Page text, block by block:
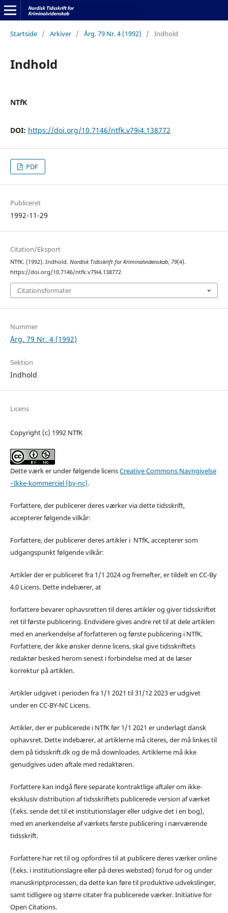
Startside / Arkiver / Årg. 79 Nr. 4 (1992) / Indhold
Indhold
NTfK
DOI: https://doi.org/10.7146/ntfk.v79i4.138772
PDF
Publiceret
1992-11-29
Citation/Eksport
NTfK. (1992). Indhold. Nordisk Tidsskrift for Kriminalvidenskab, 79(4).
https://doi.org/10.7146/ntfk.v79i4.138772
Citationsformater
Nummer
Årg. 79 Nr. 4 (1992)
Sektion
Indhold
Licens
Copyright (c) 1992 NTfK
Dette værk er under følgende licensCreative Commons Navngivelse
–Ikke-kommerciel (by-nc).
Forfattere, der publicerer deres værker via dette tidsskrift,
accepterer følgende vilkår:
Forfattere, der publicerer deres artikler i NTfK, accepterer som
udgangspunkt følgende vilkår:
Artikler der er publiceret fra 1/1 2024 og fremefter, er tildelt en CC-By
4.0 Licens. Dette indebærer, at
forfattere bevarer ophavsretten til deres artikler og giver tidsskriftet
ret til første publicering. Endvidere gives andre ret til at dele artiklen
med en anerkendelse af forfatteren og første publicering i NTfK.
Forfattere, der ikke ønsker denne licens, skal give tidsskriftets
redaktør besked herom senest i forbindelse med at de læser
korrektur på artiklen.
Artikler udgivet i perioden fra 1/1 2021 til 31/12 2023 er udgivet
under en CC-BY-NC Licens.
Artikler, der er publicerede i NTfK før 1/1 2021 er underlagt dansk
ophavsret. Dette indebærer, at artiklerne må citeres, der må linkes til
dem på tidsskrift.dk og de må downloades. Artiklerne må ikke
genudgives uden aftale med redaktøren.
Forfattere kan indgå flere separate kontraktlige aftaler om ikke-
eksklusiv distribution af tidsskriftets publicerede version af værket
(f.eks. sende det til et institutionslager eller udgive det i en bog),
med en anerkendelse af værkets første publicering i nærværende
tidsskrift.
Forfattere har ret til og opfordres til at publicere deres værker online
(f.eks. i institutionslagre eller på deres websted) forud for og under
manuskriptprocessen, da dette kan føre til produktive udvekslinger,
samt tidligere og større citater fra publicerede værker. Initiative for
Open Citations.